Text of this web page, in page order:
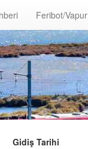
Feribot/Vapur
Gidiş Tarihi